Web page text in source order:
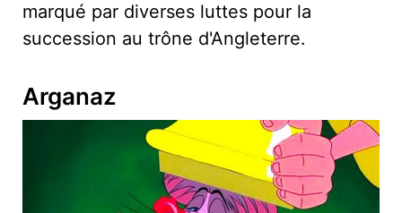
marqué par diverses luttes pour la
succession au trône d'Angleterre.
Arganaz